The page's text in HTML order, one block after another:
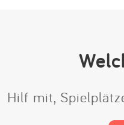
Hilf mit,